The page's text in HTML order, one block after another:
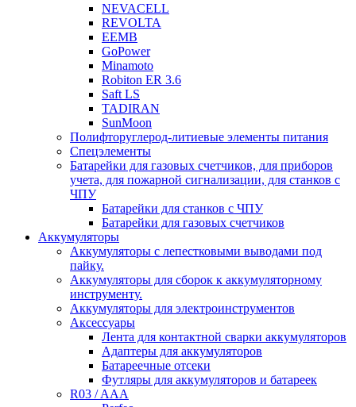
NEVACELL
REVOLTA
EEMB
GoPower
Minamoto
Robiton ER 3.6
Saft LS
TADIRAN
SunMoon
Полифторуглерод-литиевые элементы питания
Спецэлементы
Батарейки для газовых счетчиков, для приборов
учета, для пожарной сигнализации, для станков с
ЧПУ
Батарейки для станков с ЧПУ
Батарейки для газовых счетчиков
Аккумуляторы
Аккумуляторы с лепестковыми выводами под
пайку.
Аккумуляторы для сборок к аккумуляторному
инструменту.
Аккумуляторы для электроинструментов
Аксессуары
Лента для контактной сварки аккумуляторов
Адаптеры для аккумуляторов
Батареечные отсеки
Футляры для аккумуляторов и батареек
R03 / AAA